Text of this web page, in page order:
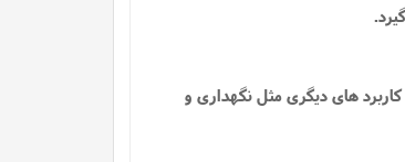
های دیگری مثل نگهداری و